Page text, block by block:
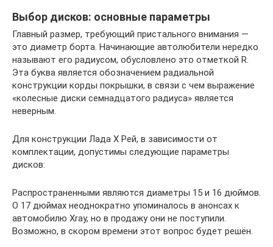
Выбор дисков: основные параметры
Главный размер, требующий пристального внимания —
это диаметр борта. Начинающие автолюбители нередко
называют его радиусом, обусловлено это отметкой R.
Эта буква является обозначением радиальной
конструкции корды покрышки, в связи с чем выражение
«колесные диски семнадцатого радиуса» является
неверным.
Для конструкции Лада Х Рей, в зависимости от
комплектации, допустимы следующие параметры
дисков:
Распространенными являются диаметры 15 и 16 дюймов.
О 17 дюймах неоднократно упоминалось в анонсах к
автомобилю Xray, но в продажу они не поступили.
Возможно, в скором времени этот вопрос будет решён.